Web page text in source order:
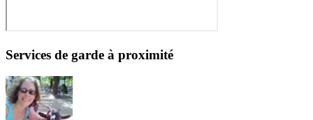
Services de garde à proximité